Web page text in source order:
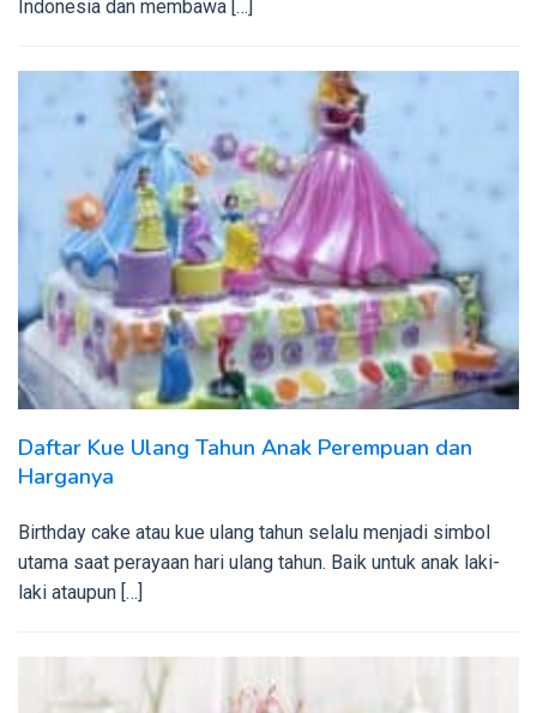
Indonesia dan membawa […]
Daftar Kue Ulang Tahun Anak Perempuan dan
Harganya
Birthday cake atau kue ulang tahun selalu menjadi simbol
utama saat perayaan hari ulang tahun. Baik untuk anak laki-
laki ataupun […]